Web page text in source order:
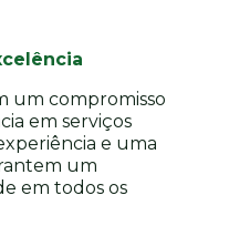
um compromisso
em serviços
e uma
um
em todos os